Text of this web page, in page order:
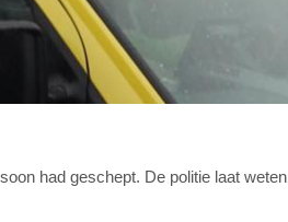
had geschept. De politie laat weten